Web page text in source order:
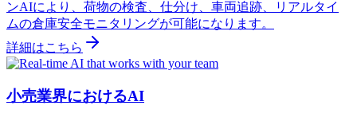
ンAIにより、荷物の検査、仕分け、車両追跡、リアルタイ
ムの倉庫安全モニタリングが可能になります。
詳細はこちら
小売業界におけるAI